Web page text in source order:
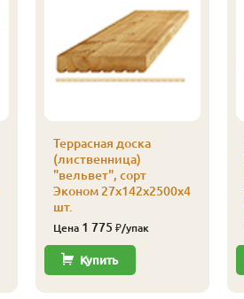
Террасная доска
(лиственница)
"вельвет", сорт
Эконом 27х142х2500х4
шт.
Цена 1 775 ₽/упак
Купить